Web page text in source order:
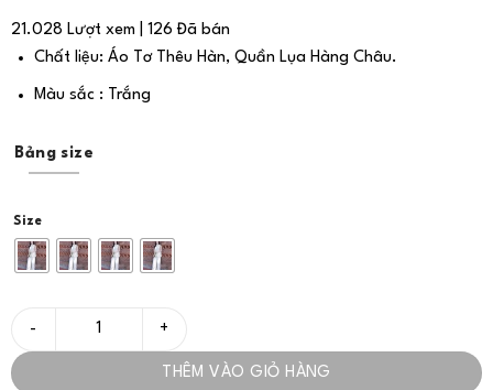
21.028 Lượt xem | 126 Đã bán
Chất liệu: Áo Tơ Thêu Hàn, Quần Lụa Hàng Châu.
Màu sắc : Trắng
Bảng size
Size
Set Đồ Lụa Trắng Dáng Dài Thêu Hoa Nhẹ Nhàng - VADLADY số
THÊM VÀO GIỎ HÀNG